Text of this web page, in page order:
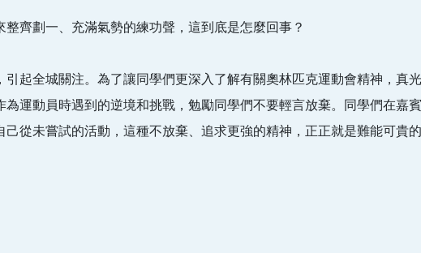
齊劃一、充滿氣勢的練功聲，這到底是怎麼回事？
起全城關注。為了讓同學們更深入了解有關奧林匹克運動會精神，真
運動員時遇到的逆境和挑戰，勉勵同學們不要輕言放棄。同學們在嘉
從未嘗試的活動，這種不放棄、追求更強的精神，正正就是難能可貴的